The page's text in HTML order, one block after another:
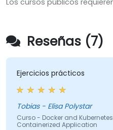
Los cursos públicos
Reseñas (7)
prácticos
- Elisa Polystar
- Docker and Kubernetes:
Application